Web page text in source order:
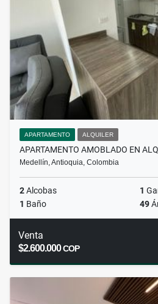
APARTAMENTO ALQUILER
APARTAMENTO AMOBLADO EN
Medellín, Antioquia, Colombia
2Alcobas 1
1 Baño 49
Venta
$2.600.000COP